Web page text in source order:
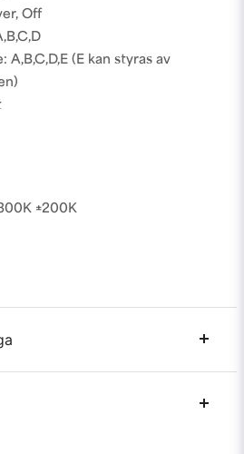
Off
(E kan styras av
±200K
denna produkten...